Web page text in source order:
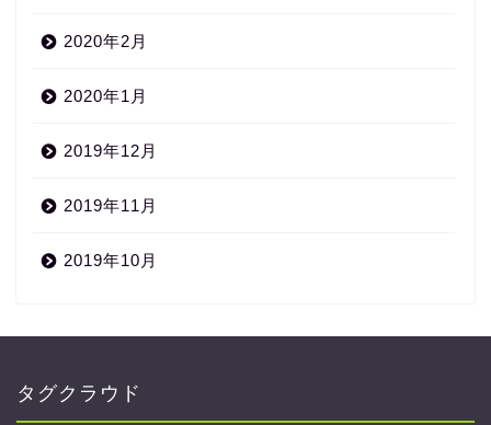
2020年2月
2020年1月
2019年12月
2019年11月
2019年10月
タグクラウド